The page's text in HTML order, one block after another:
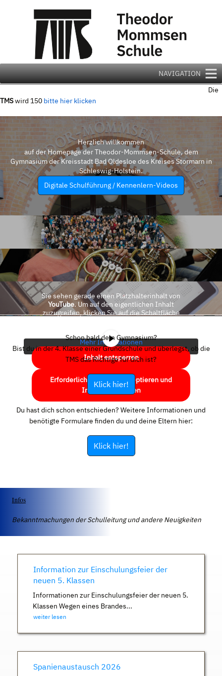
NAVIGATION
Die
TMSwird 150 bitte hier klicken
Herzlich willkommen
auf der Homepage der Theodor-Mommsen-Schule, dem
Gymnasium der Kreisstadt Bad Oldesloe des Kreises Stormarn in
Schleswig-Holstein.
Digitale Schulführung / Kennenlern-Videos
Sie sehen gerade einen Platzhalterinhalt von
YouTube. Um auf den eigentlichen Inhalt
zuzugreifen, klicken Sie auf die Schaltfläche
Mehr Informationen
Inhalt entsperren
Erforderlichen Service akzeptieren und
Inhalte entsperren
Schon bald dein Gymnasium?
Bist du in der 4. Klasse einer Grundschule und überlegst, ob die
TMS das Richtige für dich ist?
Klick hier!
Du hast dich schon entschieden? Weitere Informationen und
benötigte Formulare finden du und deine Eltern hier:
Klick hier!
Infos
Bekanntmachungen der Schulleitung und andere Neuigkeiten
Information zur Einschulungsfeier der
neuen 5. Klassen
Informationen zur Einschulungsfeier der neuen 5.
Klassen Wegen eines Brandes...
weiter lesen
Spanienaustausch 2026